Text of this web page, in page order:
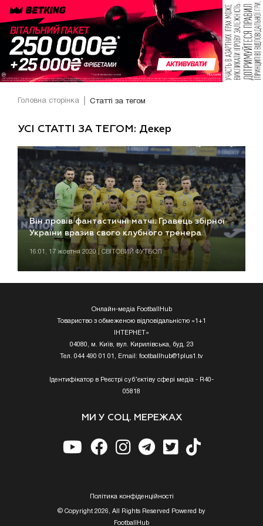
Головна сторінка Статті за тегом
УСІ СТАТТІ ЗА ТЕГОМ: Декер
Він провів фантастичні матчі. Гравець збірної
України вразив свого клубного тренера
16:01, 17 жовтня 2020 | СВІТОВИЙ ФУТБОЛ
Онлайн-медіа FootballHub
Товариство з обмеженою відповідальністю «1+1
ІНТЕРНЕТ»
04080, м. Київ, вул. Кирилівська, буд. 23
Тел. 044 490 01 01, Email: footballhub@1plus1.tv
Ідентифікатор в Реєстрі суб’єктіву сфері медіа - R40-
05818
МИ У СОЦ. МЕРЕЖАХ
Полiтика конфiденцiйностi
© Copyright 2026, All Rights Reserved Powered by
FootballHub